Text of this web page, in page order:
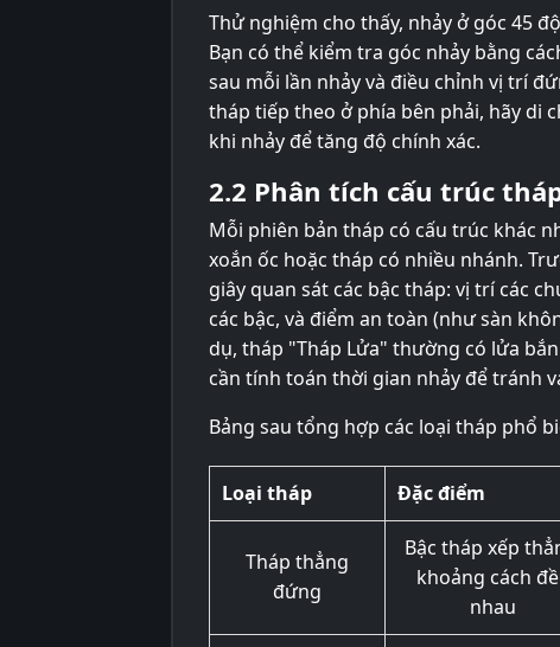
Thử nghiệm cho thấy, nhảy ở góc 45
Bạn có thể kiểm tra góc nhảy bằng
sau mỗi lần nhảy và điều chỉnh vị trí
tháp tiếp theo ở phía bên phải, hãy di
khi nhảy để tăng độ chính xác.
2.2 Phân tích cấu trúc
Mỗi phiên bản tháp có cấu trúc khác
xoắn ốc hoặc tháp có nhiều nhánh.
giây quan sát các bậc tháp: vị trí các
các bậc, và điểm an toàn (như sàn
dụ, tháp "Tháp Lửa" thường có lửa
cần tính toán thời gian nhảy để tránh
Bảng sau tổng hợp các loại tháp phổ
Loại tháp Đặc điểm
Tháp thẳng
đứng
Bậc tháp xếp
khoảng cách
nhau